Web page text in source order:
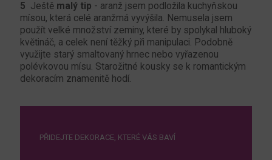
5 Ještě malý tip - aranž jsem podložila kuchyňskou
mísou, která celé aranžmá vyvýšila. Nemusela jsem
použít velké množství zeminy, které by spolykal hluboký
květináč, a celek není těžký při manipulaci. Podobně
využijte starý smaltovaný hrnec nebo vyřazenou
polévkovou mísu. Starožitné kousky se k romantickým
dekoracím znamenitě hodí.
PŘIDEJTE DEKORACE, KTERÉ VÁS BAVÍ